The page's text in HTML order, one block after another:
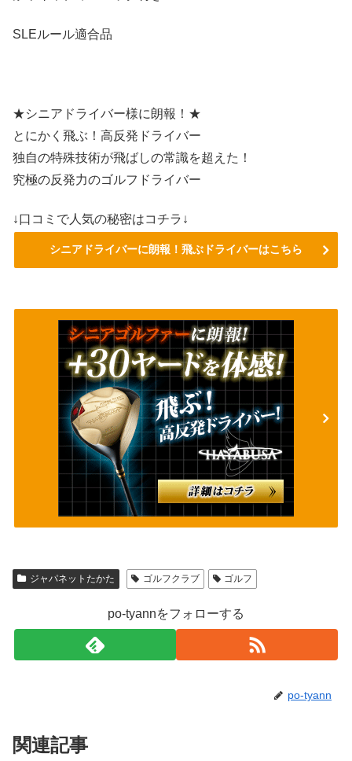
SLEルール適合品
★シニアドライバー様に朗報！★
とにかく飛ぶ！高反発ドライバー
独自の特殊技術が飛ばしの常識を超えた！
究極の反発力のゴルフドライバー
↓口コミで人気の秘密はコチラ↓
シニアドライバーに朗報！飛ぶドライバーはこちら
ジャパネットたかた ゴルフクラブ ゴルフ
po-tyannをフォローする
po-tyann
関連記事